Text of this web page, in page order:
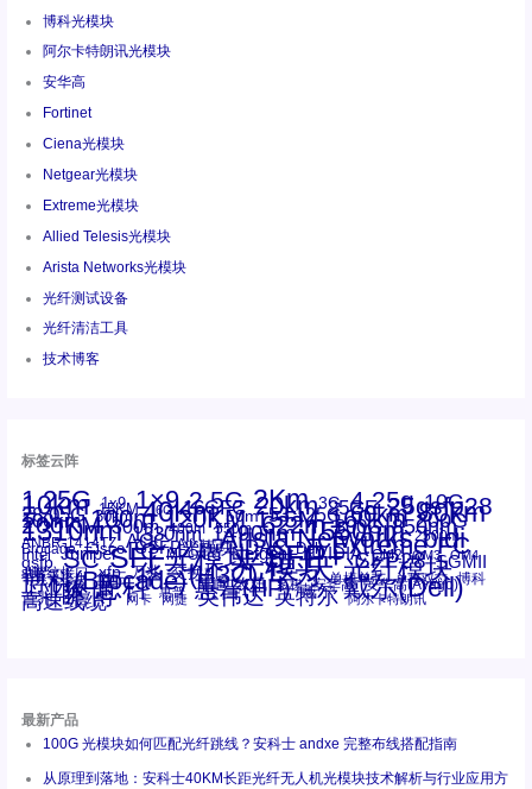
博科光模块
阿尔卡特朗讯光模块
安华高
Fortinet
Ciena光模块
Netgear光模块
Extreme光模块
Allied Telesis光模块
Arista Networks光模块
光纤测试设备
光纤清洁工具
技术博客
标签云阵
1.25G 1x9 1×9 2.5G 2Km 3G 4.25g 10G
10km 15KM 16G 16GFC 20km 25GE 25gsfp28
28.05G 30km 40Km 50m 53.125G 60km 80km
100km 100m 120KM 155M 160km 200G
200KM 300m 400m 550m 622m 800G 850nm
1310nm 1330nm 1490nm 1550nm 2500m
ANBR-1414TZ AOC Arista Arista Networks bidi
Brocade Cisco CSFP光模块 DAC Dell Extreme FC
Intel Juniper LC MPO-LC Netgear NVIDIA OM2 OM3 OM4
qsfp SC SFF光模块 SFP+ SFP28 SGMII
st螺纹接口 xfp 万兆 交换机 光模块 光纤模块
千兆光模块 华三 华三(H3C) 华为 单模单芯 单模双芯 博科
博科(Brocade) 博通 友讯 多模 安华高 安华高(Avago)
工业级 思科 惠普 惠普(HP) 戴尔 戴尔(Dell)
百兆 瞻博 网卡 网捷 英伟达 英特尔 阿尔卡特朗讯
高速线缆
最新产品
100G 光模块如何匹配光纤跳线？安科士 andxe 完整布线搭配指南
从原理到落地：安科士40KM长距光纤无人机光模块技术解析与行业应用方